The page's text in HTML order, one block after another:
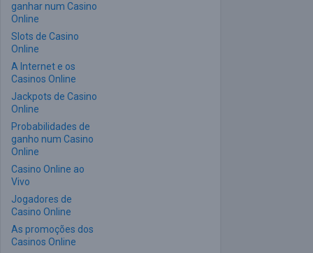
ganhar num Casino
Online
Slots de Casino
Online
A Internet e os
Casinos Online
Jackpots de Casino
Online
Probabilidades de
ganho num Casino
Online
Casino Online ao
Vivo
Jogadores de
Casino Online
As promoções dos
Casinos Online